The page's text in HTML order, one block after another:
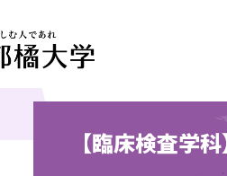
【臨床検査学